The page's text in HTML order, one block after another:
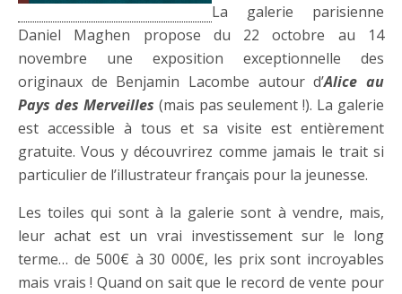
La galerie parisienne
Daniel Maghen propose du 22 octobre au 14
novembre une exposition exceptionnelle des
originaux de Benjamin Lacombe autour d’Alice au
Pays des Merveilles (mais pas seulement !). La galerie
est accessible à tous et sa visite est entièrement
gratuite. Vous y découvrirez comme jamais le trait si
particulier de l’illustrateur français pour la jeunesse.
Les toiles qui sont à la galerie sont à vendre, mais,
leur achat est un vrai investissement sur le long
terme… de 500€ à 30 000€, les prix sont incroyables
mais vrais ! Quand on sait que le record de vente pour